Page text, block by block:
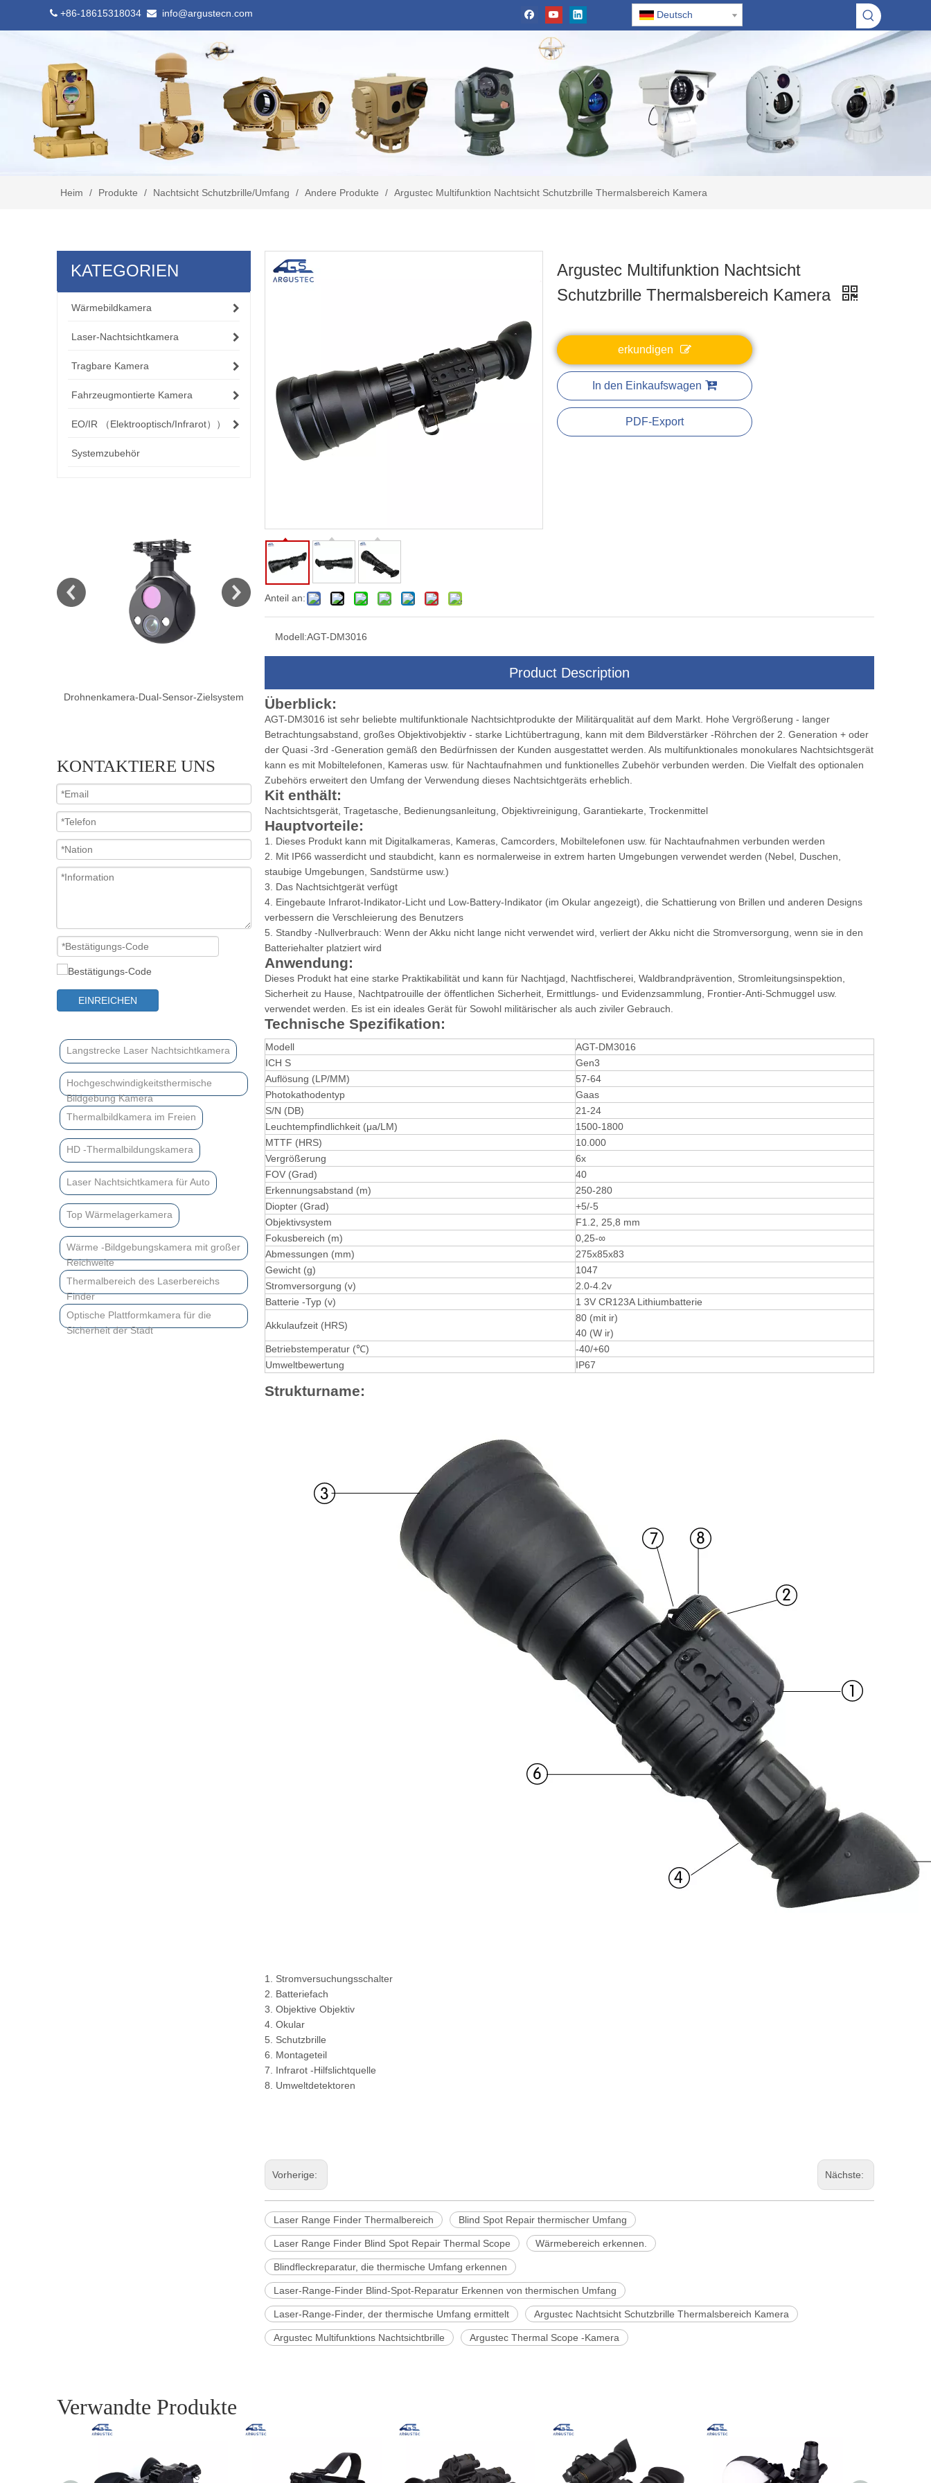
 +86-18615318034  info@argustecn.com Deutsch
Heim / Produkte / Nachtsicht Schutzbrille/Umfang / Andere Produkte / Argustec Multifunktion Nachtsicht Schutzbrille Thermalsbereich Kamera
KATEGORIEN
Wärmebildkamera
Laser-Nachtsichtkamera
Tragbare Kamera
Fahrzeugmontierte Kamera
EO/IR （Elektrooptisch/Infrarot））
Systemzubehör
Drohnenkamera-Dual-Sensor-Zielsystem
Drohnenkamera-Multisensor-Dreiachsen-
Zielsystem
KONTAKTIERE UNS
EINREICHEN
Langstrecke Laser Nachtsichtkamera
Hochgeschwindigkeitsthermische
Bildgebung Kamera
Thermalbildkamera im Freien
HD -Thermalbildungskamera
Laser Nachtsichtkamera für Auto
Top Wärmelagerkamera
Wärme -Bildgebungskamera mit großer
Reichweite
Thermalbereich des Laserbereichs
Finder
Optische Plattformkamera für die
Sicherheit der Stadt
Anteil an:
Argustec Multifunktion Nachtsicht
Schutzbrille Thermalsbereich Kamera
erkundigen
In den Einkaufswagen
PDF-Export
Modell:AGT-DM3016
Product Description
Überblick:
AGT-DM3016 ist sehr beliebte multifunktionale Nachtsichtprodukte der Militärqualität auf dem Markt. Hohe Vergrößerung - langer
Betrachtungsabstand, großes Objektivobjektiv - starke Lichtübertragung, kann mit dem Bildverstärker -Röhrchen der 2. Generation + oder
der Quasi -3rd -Generation gemäß den Bedürfnissen der Kunden ausgestattet werden. Als multifunktionales monokulares Nachtsichtsgerät
kann es mit Mobiltelefonen, Kameras usw. für Nachtaufnahmen und funktionelles Zubehör verbunden werden. Die Vielfalt des optionalen
Zubehörs erweitert den Umfang der Verwendung dieses Nachtsichtgeräts erheblich.
Kit enthält:
Nachtsichtsgerät, Tragetasche, Bedienungsanleitung, Objektivreinigung, Garantiekarte, Trockenmittel
Hauptvorteile:
1. Dieses Produkt kann mit Digitalkameras, Kameras, Camcorders, Mobiltelefonen usw. für Nachtaufnahmen verbunden werden
2. Mit IP66 wasserdicht und staubdicht, kann es normalerweise in extrem harten Umgebungen verwendet werden (Nebel, Duschen,
staubige Umgebungen, Sandstürme usw.)
3. Das Nachtsichtgerät verfügt
4. Eingebaute Infrarot-Indikator-Licht und Low-Battery-Indikator (im Okular angezeigt), die Schattierung von Brillen und anderen Designs
verbessern die Verschleierung des Benutzers
5. Standby -Nullverbrauch: Wenn der Akku nicht lange nicht verwendet wird, verliert der Akku nicht die Stromversorgung, wenn sie in den
Batteriehalter platziert wird
Anwendung:
Dieses Produkt hat eine starke Praktikabilität und kann für Nachtjagd, Nachtfischerei, Waldbrandprävention, Stromleitungsinspektion,
Sicherheit zu Hause, Nachtpatrouille der öffentlichen Sicherheit, Ermittlungs- und Evidenzsammlung, Frontier-Anti-Schmuggel usw.
verwendet werden. Es ist ein ideales Gerät für Sowohl militärischer als auch ziviler Gebrauch.
Technische Spezifikation:
Modell
AGT-DM3016
ICH S
Gen3
Auflösung (LP/MM)
57-64
Photokathodentyp
Gaas
S/N (DB)
21-24
Leuchtempfindlichkeit (μа/LM)
1500-1800
MTTF (HRS)
10.000
Vergrößerung
6x
FOV (Grad)
40
Erkennungsabstand (m)
250-280
Diopter (Grad)
+5/-5
Objektivsystem
F1.2, 25,8 mm
Fokusbereich (m)
0,25-∞
Abmessungen (mm)
275x85x83
Gewicht (g)
1047
Stromversorgung (v)
2.0-4.2v
Batterie -Typ (v)
1 3V CR123A Lithiumbatterie
Akkulaufzeit (HRS)
80 (mit ir)
40 (W ir)
Betriebstemperatur (℃)
-40/+60
Umweltbewertung
IP67
Strukturname:
1. Stromversuchungsschalter
2. Batteriefach
3. Objektive Objektiv
4. Okular
5. Schutzbrille
6. Montageteil
7. Infrarot -Hilfslichtquelle
8. Umweltdetektoren
Vorherige: Nächste:
Laser Range Finder Thermalbereich Blind Spot Repair thermischer Umfang
Laser Range Finder Blind Spot Repair Thermal Scope Wärmebereich erkennen.
Blindfleckreparatur, die thermische Umfang erkennen
Laser-Range-Finder Blind-Spot-Reparatur Erkennen von thermischen Umfang
Laser-Range-Finder, der thermische Umfang ermittelt Argustec Nachtsicht Schutzbrille Thermalsbereich Kamera
Argustec Multifunktions Nachtsichtbrille Argustec Thermal Scope -Kamera
Verwandte Produkte